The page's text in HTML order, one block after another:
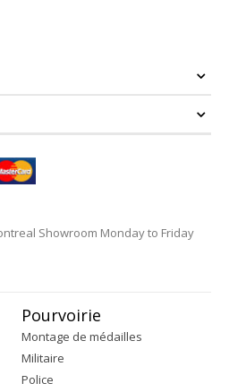
Showroom Monday to Friday
Pourvoirie
Montage de médailles
Militaire
Police